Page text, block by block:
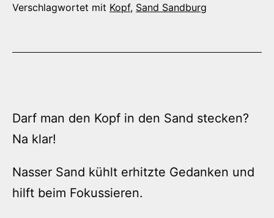
Verschlagwortet mit Kopf, Sand Sandburg
Darf man den Kopf in den Sand stecken?
Na klar!
Nasser Sand kühlt erhitzte Gedanken und
hilft beim Fokussieren.